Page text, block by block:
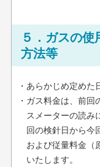
５．ガスの
方法等
・あらかじめ定めた
・ガス料金は、前
スメーターの読み
回の検針日から今
および従量料金（
いたします。